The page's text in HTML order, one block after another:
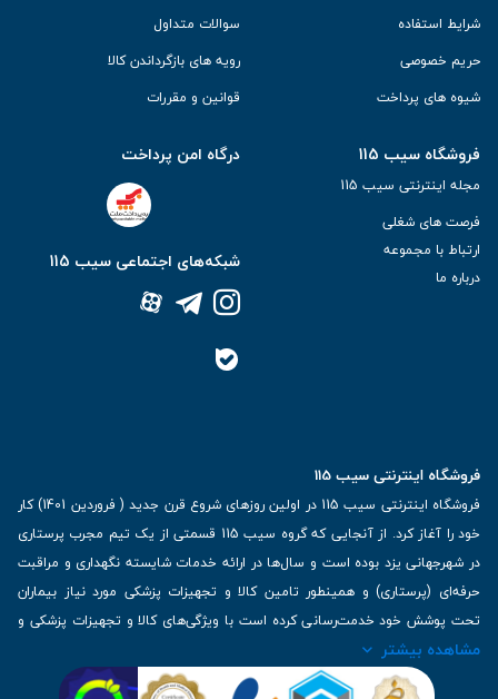
شرایط استفاده
حریم خصوصی
شیوه های پرداخت
سوالات متداول
رویه های بازگرداندن کالا
قوانین و مقررات
فروشگاه سیب 115
مجله اینترنتی سیب 115
فرصت های شغلی
ارتباط با مجموعه
درباره ما
درگاه امن پرداخت
شبکه‌های اجتماعی سیب 115
فروشگاه اینترنتی سیب 115
فروشگاه اینترنتی سیب 115 در اولین روزهای شروع قرن جدید ( فروردین 1401) کار
خود را آغاز کرد. از آنجایی که گروه سیب 115 قسمتی از یک تیم مجرب پرستاری
در شهرجهانی یزد بوده است و سال‌ها در ارائه خدمات شایسته نگهداری و مراقبت
حرفه‌ای (پرستاری) و همینطور تامین کالا و تجهیزات پزشکی مورد نیاز بیماران
تحت پوشش خود خدمت‌رسانی کرده است با ویژگی‌های کالا و تجهیزات پزشکی و
برترین برندهای موجود در بازار اطلاعات بسیار ارزشمندی را دارا می‌باشد
مشاهده بیشتر